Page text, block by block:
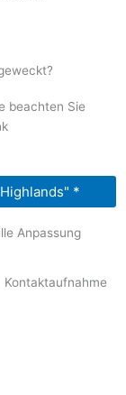
beachten Sie
*
Anpassung